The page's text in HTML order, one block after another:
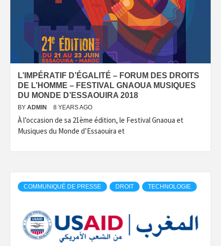
L’IMPÉRATIF D’ÉGALITÉ – FORUM DES DROITS
DE L’HOMME – FESTIVAL GNAOUA MUSIQUES
DU MONDE D’ESSAOUIRA 2018
BY ADMIN 8 YEARS AGO
À l’occasion de sa 21ème édition, le Festival Gnaoua et
Musiques du Monde d’Essaouira et
COMMUNIQUÉ DE PRESSE DROIT TECHNOLOGIE